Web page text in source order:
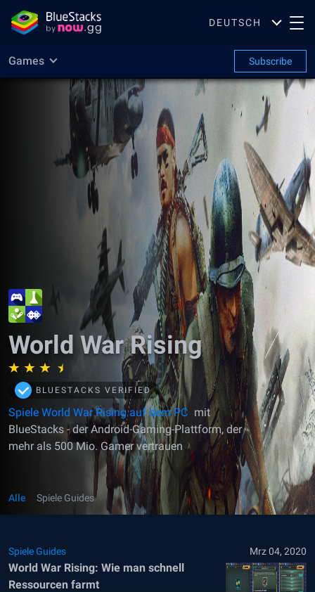
DEUTSCH
Games Subscribe
World War Rising
BLUESTACKS VERIFIED
Spiele World War Rising auf dem PC mit
BlueStacks - der Android-Gaming-Plattform, der
mehr als 500 Mio. Gamer vertrauen
Alle Spiele Guides
Spiele Guides Mrz 04, 2020
World War Rising: Wie man schnell
Ressourcen farmt